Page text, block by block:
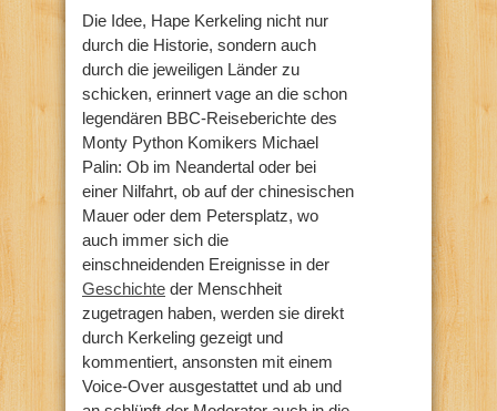
Die Idee, Hape Kerkeling nicht nur
durch die Historie, sondern auch
durch die jeweiligen Länder zu
schicken, erinnert vage an die schon
legendären BBC-Reiseberichte des
Monty Python Komikers Michael
Palin: Ob im Neandertal oder bei
einer Nilfahrt, ob auf der chinesischen
Mauer oder dem Petersplatz, wo
auch immer sich die
einschneidenden Ereignisse in der
Geschichte der Menschheit
zugetragen haben, werden sie direkt
durch Kerkeling gezeigt und
kommentiert, ansonsten mit einem
Voice-Over ausgestattet und ab und